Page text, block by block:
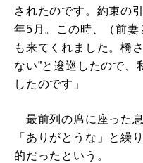
されたのです。約束の
年5月。この時、（前
も来てくれました。橋
ない”と逡巡したので、
したのです」
最前列の席に座った
「ありがとうな」と繰
的だったという。